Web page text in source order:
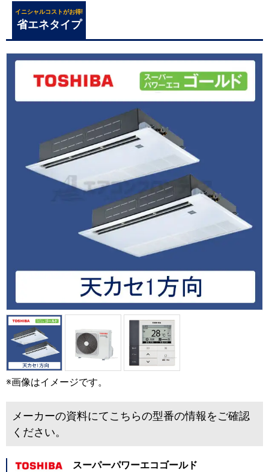
イニシャルコストがお得!
省エネタイプ
※画像はイメージです。
メーカーの資料にてこちらの型番の情報をご確認
ください。
スーパーパワーエコゴールド